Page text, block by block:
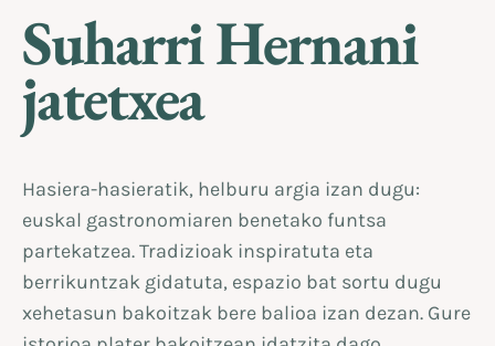
Suharri Hernani
jatetxea
Hasiera-hasieratik, helburu argia izan dugu:
euskal gastronomiaren benetako funtsa
partekatzea. Tradizioak inspiratuta eta
berrikuntzak gidatuta, espazio bat sortu dugu
xehetasun bakoitzak bere balioa izan dezan. Gure